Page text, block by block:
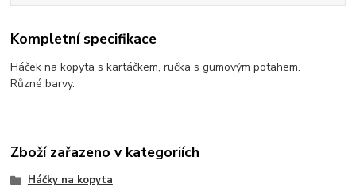
Kompletní specifikace
Háček na kopyta s kartáčkem, ručka s gumovým potahem.
Různé barvy.
Zboží zařazeno v kategoriích
Háčky na kopyta